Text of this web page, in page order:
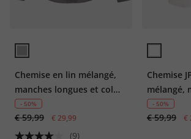
Chemise en lin mélangé,
manches longues et col
Kent, coupe Modern Fit
- 50%
€ 59,99 € 29,99
(9)
Chemise
mélangé,
manches
cubain,
- 50%
€ 59,99 €